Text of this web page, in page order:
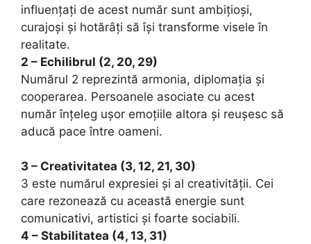
influențați de acest număr sunt ambițioși,
curajoși și hotărâți să își transforme visele în
realitate.
2 – Echilibrul (2, 20, 29)
Numărul 2 reprezintă armonia, diplomația și
cooperarea. Persoanele asociate cu acest
număr înțeleg ușor emoțiile altora și reușesc să
aducă pace între oameni.
3 – Creativitatea (3, 12, 21, 30)
3 este numărul expresiei și al creativității. Cei
care rezonează cu această energie sunt
comunicativi, artistici și foarte sociabili.
4 – Stabilitatea (4, 13, 31)